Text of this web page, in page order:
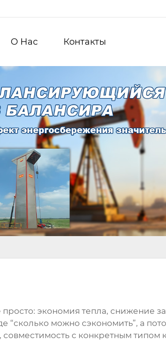
О Hас Контакты
экономия тепла, снижение
“сколько можно сэкономить”, а
с конкретным типом